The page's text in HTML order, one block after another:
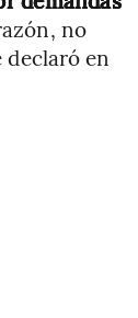
no
en